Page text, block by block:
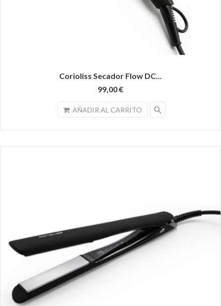
Corioliss Secador Flow DC...
99,00 €
AÑADIR AL CARRITO search